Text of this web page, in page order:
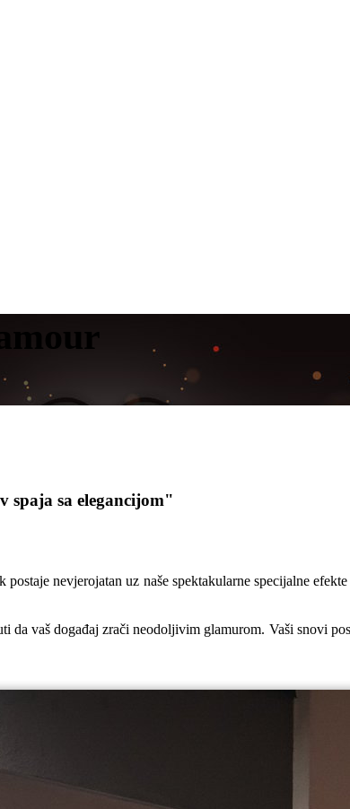
spaja sa elegancijom"
nevjerojatan uz naše spektakularne specijalne
da vaš događaj zrači neodoljivim glamurom. Vaši snovi